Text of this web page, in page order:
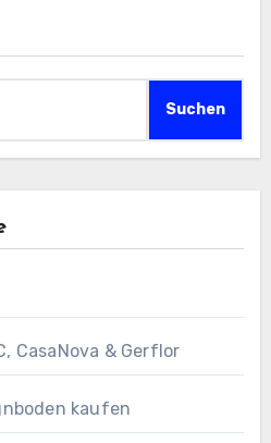
CasaNova & Gerflor
kaufen